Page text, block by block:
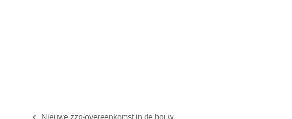
Nieuwe zzp-overeenkomst in de bouw